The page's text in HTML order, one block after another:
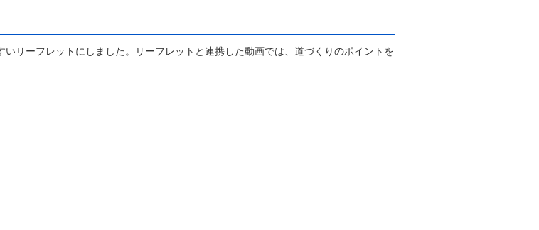
いリーフレットにしました。リーフレットと連携した動画では、道づくりのポイントを